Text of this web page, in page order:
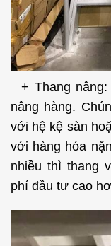
+ Thang
nâng hàng.
với hệ kệ sàn
với hàng hóa
nhiều thì thang
phí đầu tư cao